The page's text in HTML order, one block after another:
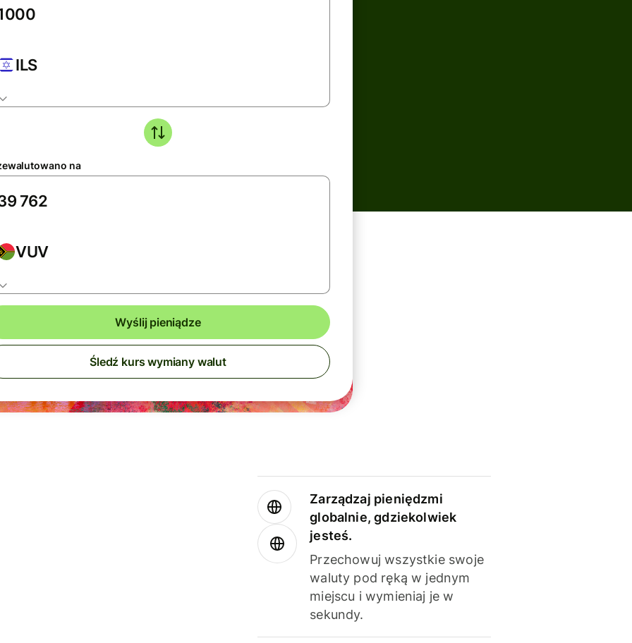
ILS
na
VUV
Wyślij pieniądze
Śledź kurs wymiany walut
Zarządzaj pieniędzmi
globalnie, gdziekolwiek
jesteś.
Przechowuj wszystkie swoje
waluty pod ręką w jednym
miejscu i wymieniaj je w
sekundy.